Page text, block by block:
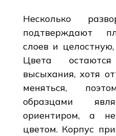
Несколько
подтверждают
слоев и
Цвета
высыхания, хотя
меняться,
образцами
ориентиром, а
цветом. Корпус